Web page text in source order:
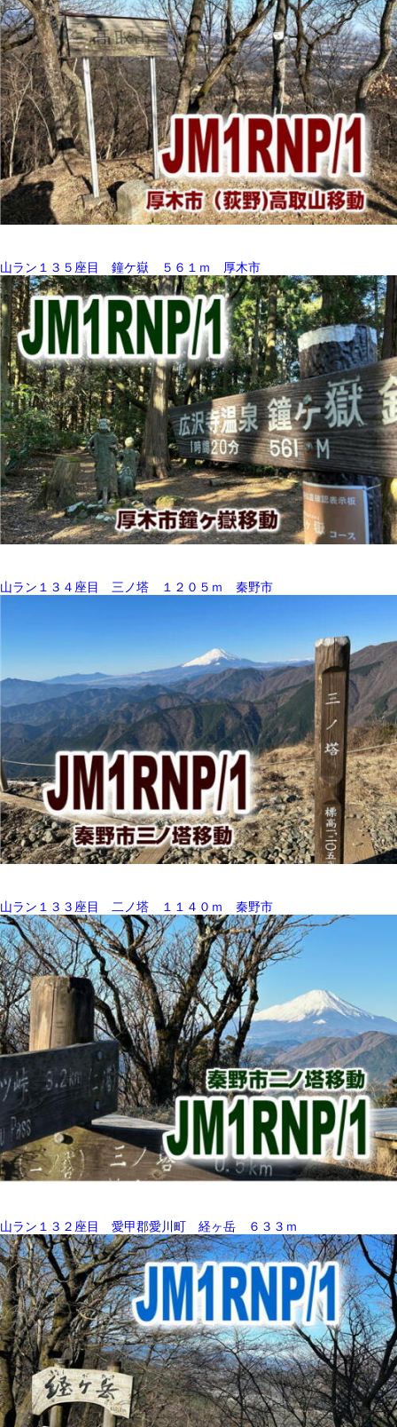
山ラン１３５座目 鐘ケ嶽 ５６１ｍ 厚木市
山ラン１３４座目 三ノ塔 １２０５ｍ 秦野市
山ラン１３３座目 二ノ塔 １１４０ｍ 秦野市
山ラン１３２座目 愛甲郡愛川町 経ヶ岳 ６３３ｍ